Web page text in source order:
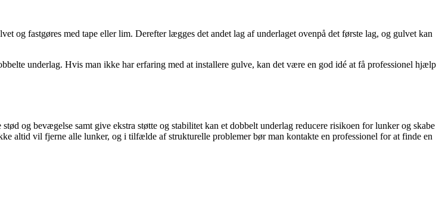
og fastgøres med tape eller lim. Derefter lægges det andet lag af underlaget ovenpå det første lag, og gulvet kan
underlag. Hvis man ikke har erfaring med at installere gulve, kan det være en god idé at få professionel hjælp
og bevægelse samt give ekstra støtte og stabilitet kan et dobbelt underlag reducere risikoen for lunker og skabe
altid vil fjerne alle lunker, og i tilfælde af strukturelle problemer bør man kontakte en professionel for at finde en